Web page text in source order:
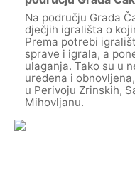
Na području Grada
dječjih igrališta o
Prema potrebi
sprave i igrala, a
ulaganja. Tako su u
uređena i
u Perivoju Zrinskih,
Mihovljanu.